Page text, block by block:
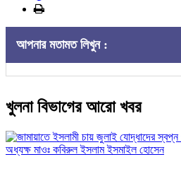
আপনার মতামত লিখুন :
খুলনা বিভাগের আরো খবর